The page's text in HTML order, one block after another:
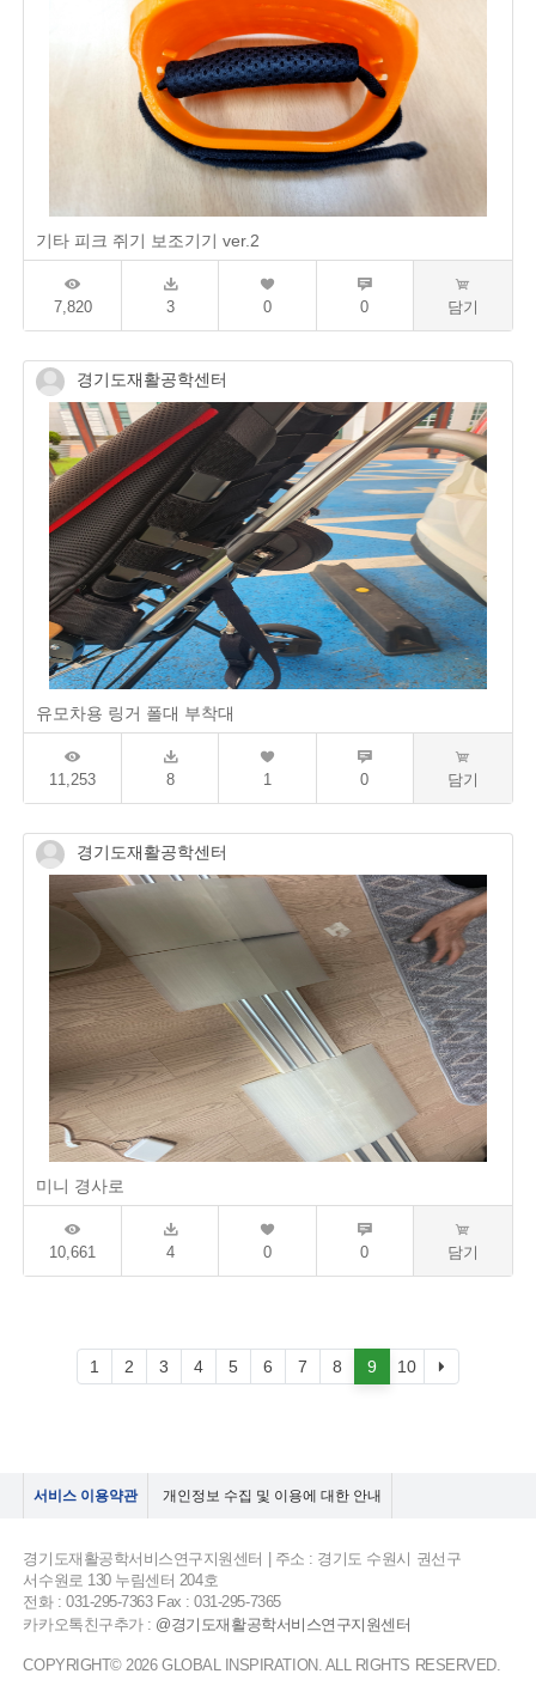
기타 피크 쥐기 보조기기 ver.2
7,820 3 0 0 담기
경기도재활공학센터
유모차용 링거 폴대 부착대
11,253 8 1 0 담기
경기도재활공학센터
미니 경사로
10,661 4 0 0 담기
1 2 3 4 5 6 7 8 9 10
서비스 이용약관 개인정보 수집 및 이용에 대한 안내
경기도재활공학서비스연구지원센터 | 주소 : 경기도 수원시 권선구
서수원로 130 누림센터 204호
전화 : 031-295-7363 Fax : 031-295-7365
카카오톡친구추가 : @경기도재활공학서비스연구지원센터
COPYRIGHT© 2026 GLOBAL INSPIRATION. ALL RIGHTS RESERVED.